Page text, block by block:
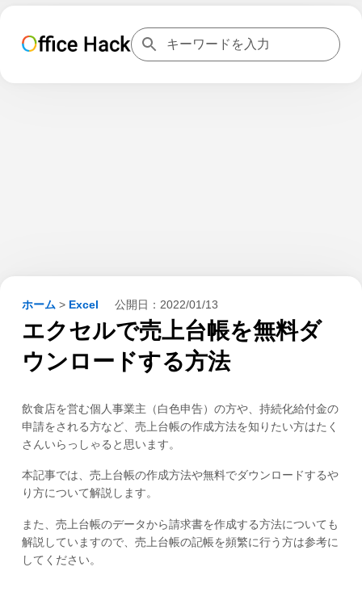
ホーム > Excel 公開日： 2022/01/13
エクセルで売上台帳を無料ダ
ウンロードする方法
飲食店を営む個人事業主（白色申告）の方や、持続化給付金の
申請をされる方など、売上台帳の作成方法を知りたい方はたく
さんいらっしゃると思います。
本記事では、売上台帳の作成方法や無料でダウンロードするや
り方について解説します。
また、売上台帳のデータから請求書を作成する方法についても
解説していますので、売上台帳の記帳を頻繁に行う方は参考に
してください。